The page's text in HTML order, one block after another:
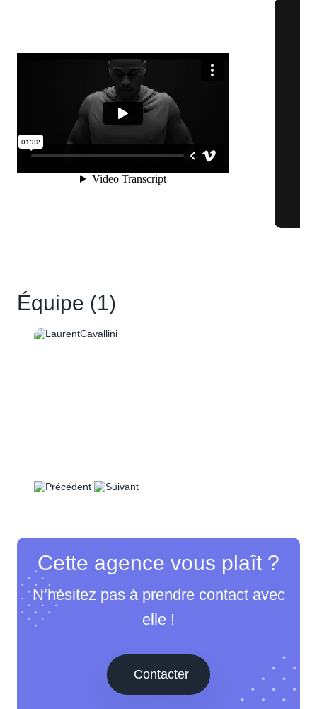
Équipe (1)
Cette agence vous plaît ?
N’hésitez pas à prendre contact avec
elle !
Contacter